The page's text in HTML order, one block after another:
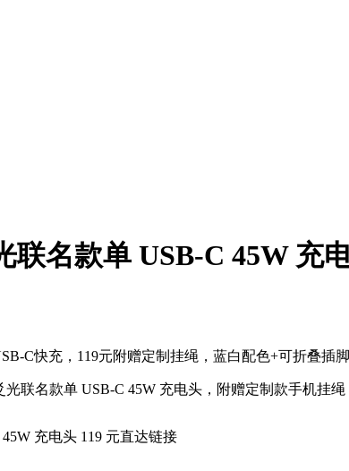
名款单 USB-C 45W 充
C快充，119元附赠定制挂绳，蓝白配色+可折叠插
联名款单 USB-C 45W 充电头，附赠定制款手机挂绳
充电头 119 元直达链接